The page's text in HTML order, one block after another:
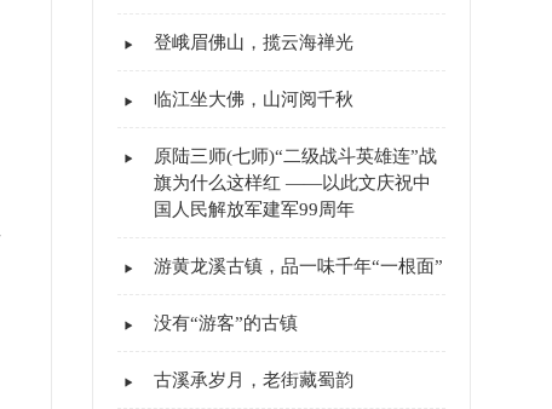
登峨眉佛山，揽云海禅光
临江坐大佛，山河阅千秋
原陆三师(七师)“二级战斗英雄连”战
旗为什么这样红 ——以此文庆祝中
国人民解放军建军99周年
游黄龙溪古镇，品一味千年“一根面”
没有“游客”的古镇
古溪承岁月，老街藏蜀韵